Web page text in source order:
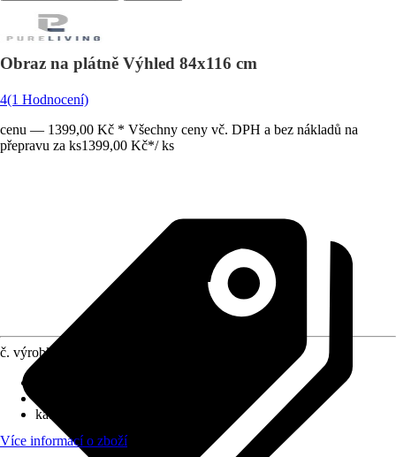
Obraz na plátně Výhled 84x116 cm
4(1 Hodnocení)
cenu — 1399,00 Kč * Všechny ceny vč. DPH a bez nákladů na
přepravu za ks1399,00 Kč*/ ks
č. výrobku
kategorie motivu
Více informací o zboží